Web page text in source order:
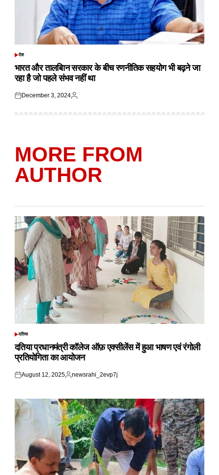
POSTED
देश
भारत और तालबिान सरकार के बीच रणनीतिक सहयोग भी बढ़ने जा
रहा है जो पहले संभव नहीं था
Posted
December 3, 2024
Posted
MORE FROM
AUTHOR
POSTED
दतिया
दतिया प्रधानमंत्री कॉलेज ऑफ़ एक्सीलेंस में हुआ भाषण एवं रंगोली
प्रतियोगिता का आयोजन
Posted
August 12, 2025
Posted
newsrahi_2evp7j